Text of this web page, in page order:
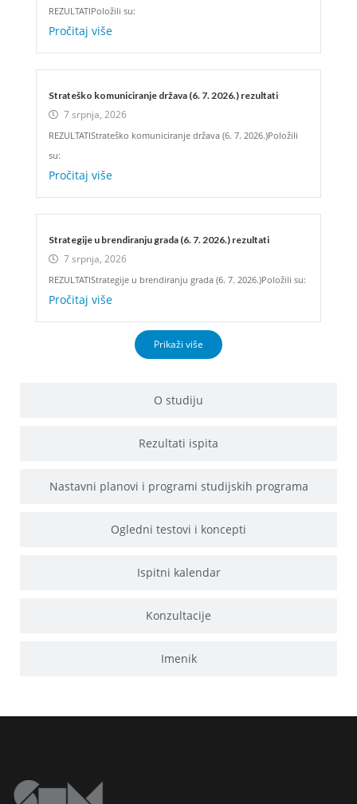
O studiju
Rezultati ispita
Nastavni planovi i programi studijskih programa
Ogledni testovi i koncepti
Ispitni kalendar
Konzultacije
Imenik
REZULTATIPoložili su:
Pročitaj više
Strateško komuniciranje država (6. 7. 2026.) rezultati
7 srpnja, 2026
REZULTATIStrateško komuniciranje država (6. 7. 2026.)Položili
su:
Pročitaj više
Strategije u brendiranju grada (6. 7. 2026.) rezultati
7 srpnja, 2026
REZULTATIStrategije u brendiranju grada (6. 7. 2026.)Položili su:
Pročitaj više
Prikaži više